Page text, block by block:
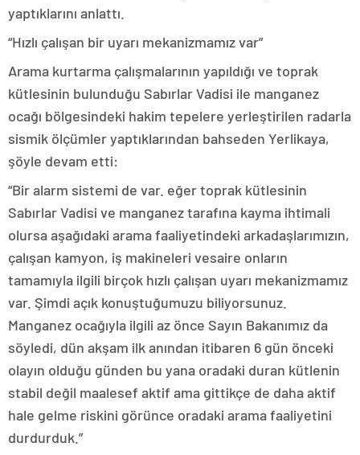
yaptıklarını anlattı.
“Hızlı çalışan bir uyarı mekanizmamız var”
Arama kurtarma çalışmalarının yapıldığı ve toprak
kütlesinin bulunduğu Sabırlar Vadisi ile manganez
ocağı bölgesindeki hakim tepelere yerleştirilen radarla
sismik ölçümler yaptıklarından bahseden Yerlikaya,
şöyle devam etti:
“Bir alarm sistemi de var. eğer toprak kütlesinin
Sabırlar Vadisi ve manganez tarafına kayma ihtimali
olursa aşağıdaki arama faaliyetindeki arkadaşlarımızın,
çalışan kamyon, iş makineleri vesaire onların
tamamıyla ilgili birçok hızlı çalışan uyarı mekanizmamız
var. Şimdi açık konuştuğumuzu biliyorsunuz.
Manganez ocağıyla ilgili az önce Sayın Bakanımız da
söyledi, dün akşam ilk anından itibaren 6 gün önceki
olayın olduğu günden bu yana oradaki duran kütlenin
stabil değil maalesef aktif ama gittikçe de daha aktif
hale gelme riskini görünce oradaki arama faaliyetini
durdurduk.”